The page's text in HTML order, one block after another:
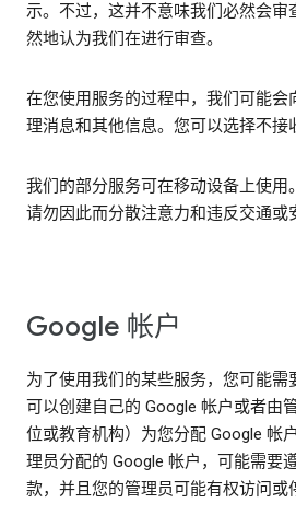
示。不过，这并不意味我们必然会审
然地认为我们在进行审查。
在您使用服务的过程中，我们可能会
理消息和其他信息。您可以选择不接
我们的部分服务可在移动设备上使用
请勿因此而分散注意力和违反交通或
Google 帐户
为了使用我们的某些服务，您可能需
可以创建自己的 Google 帐户或者由
位或教育机构）为您分配 Google 帐
理员分配的 Google 帐户，可能需要
款，并且您的管理员可能有权访问或